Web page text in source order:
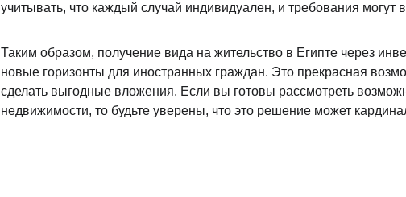
учитывать, что каждый случай индивидуален, и требования могут
Таким образом, получение вида на жительство в Египте через
новые горизонты для иностранных граждан. Это прекрасная
сделать выгодные вложения. Если вы готовы рассмотреть
недвижимости, то будьте уверены, что это решение может